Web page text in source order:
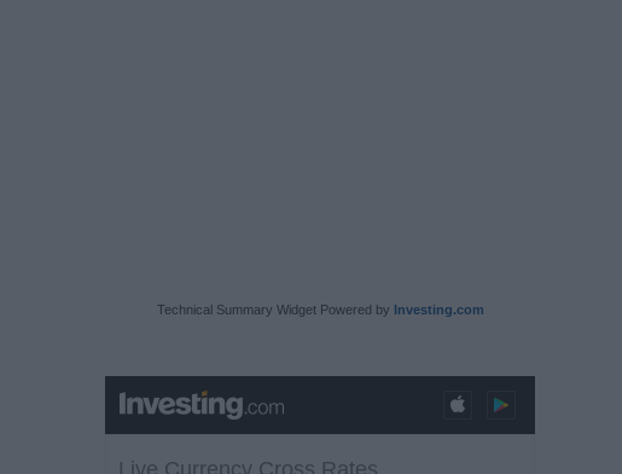
Technical Summary Widget Powered by Investing.com